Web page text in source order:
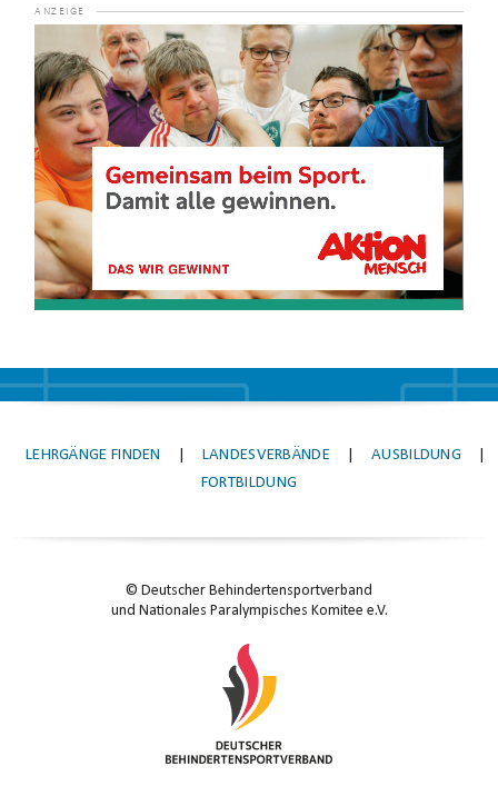
Player
LEHRGÄNGE FINDEN LANDESVERBÄNDE AUSBILDUNG
FORTBILDUNG
© Deutscher Behindertensportverband
und Nationales Paralympisches Komitee e.V.